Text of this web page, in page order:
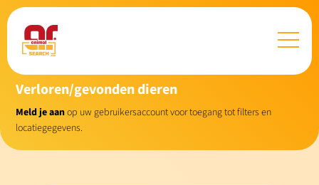
Verloren/gevonden dieren
Meld je aanop uw gebruikersaccount voor toegang tot filters en
locatiegegevens.